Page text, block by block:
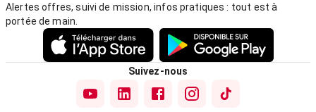
Alertes offres, suivi de mission, infos pratiques : tout est à
portée de main.
Suivez-nous